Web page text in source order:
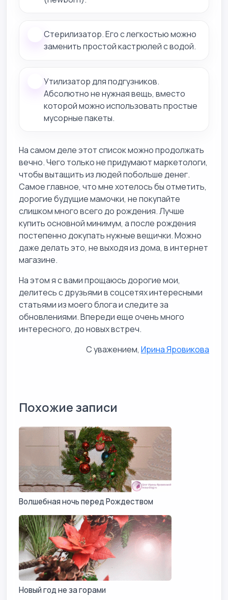
Стерилизатор. Его с легкостью можно
заменить простой кастрюлей с водой.
Утилизатор для подгузников.
Абсолютно не нужная вещь, вместо
которой можно использовать простые
мусорные пакеты.
На самом деле этот список можно продолжать
вечно. Чего только не придумают маркетологи,
чтобы вытащить из людей побольше денег.
Самое главное, что мне хотелось бы отметить,
дорогие будущие мамочки, не покупайте
слишком много всего до рождения. Лучше
купить основной минимум, а после рождения
постепенно докупать нужные вещички. Можно
даже делать это, не выходя из дома, в интернет
магазине.
На этом я с вами прощаюсь дорогие мои,
делитесь с друзьями в соцсетях интересными
статьями из моего блога и следите за
обновлениями. Впереди еще очень много
интересного, до новых встреч.
С уважением, Ирина Яровикова
Похожие записи
Волшебная ночь перед Рождеством
Новый год не за горами